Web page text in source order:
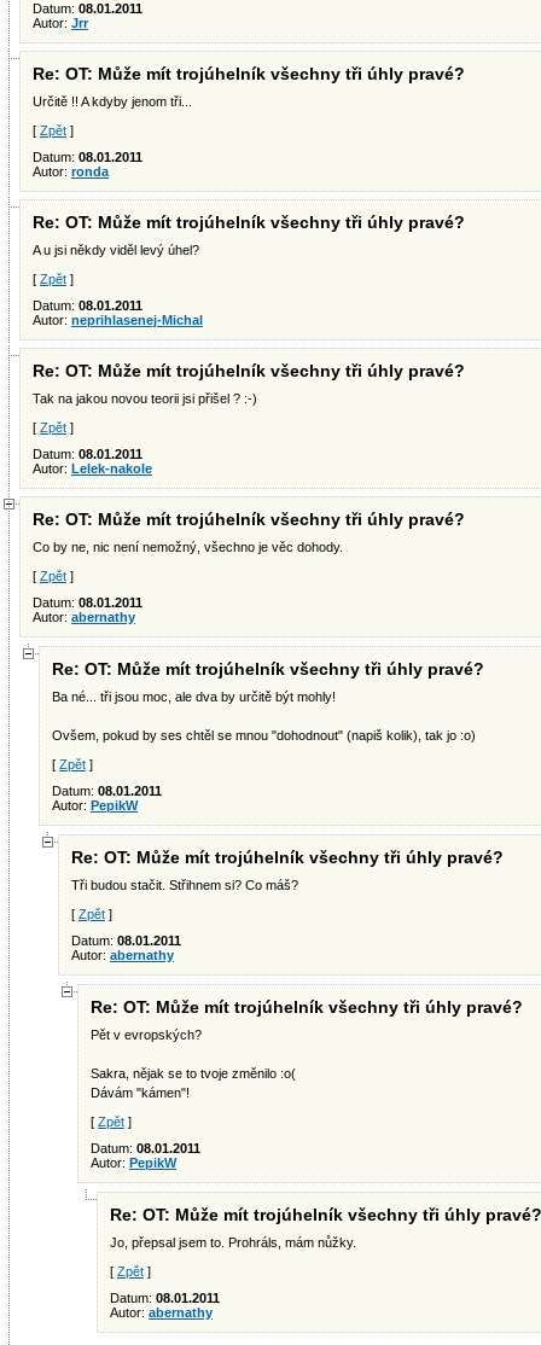
Datum: 08.01.2011
Autor: Jrr
Re: OT: Může mít trojúhelník všechny tři úhly pravé?
Určitě !! A kdyby jenom tři...
[ Zpět ]
Datum: 08.01.2011
Autor: ronda
Re: OT: Může mít trojúhelník všechny tři úhly pravé?
A u jsi někdy viděl levý úhel?
[ Zpět ]
Datum: 08.01.2011
Autor: neprihlasenej-Michal
Re: OT: Může mít trojúhelník všechny tři úhly pravé?
Tak na jakou novou teorii jsi přišel ? :-)
[ Zpět ]
Datum: 08.01.2011
Autor: Lelek-nakole
Re: OT: Může mít trojúhelník všechny tři úhly pravé?
Co by ne, nic není nemožný, všechno je věc dohody.
[ Zpět ]
Datum: 08.01.2011
Autor: abernathy
Re: OT: Může mít trojúhelník všechny tři úhly pravé?
Ba né... tři jsou moc, ale dva by určitě být mohly!
Ovšem, pokud by ses chtěl se mnou "dohodnout" (napiš kolik), tak jo :o)
[ Zpět ]
Datum: 08.01.2011
Autor: PepikW
Re: OT: Může mít trojúhelník všechny tři úhly pravé?
Tři budou stačit. Střihnem si? Co máš?
[ Zpět ]
Datum: 08.01.2011
Autor: abernathy
Re: OT: Může mít trojúhelník všechny tři úhly pravé?
Pět v evropských?
Sakra, nějak se to tvoje změnilo :o(
Dávám "kámen"!
[ Zpět ]
Datum: 08.01.2011
Autor: PepikW
Re: OT: Může mít trojúhelník všechny tři úhly pravé?
Jo, přepsal jsem to. Prohráls, mám nůžky.
[ Zpět ]
Datum: 08.01.2011
Autor: abernathy